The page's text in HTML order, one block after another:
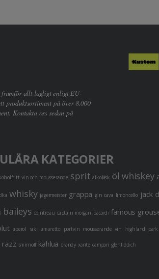
framför allt lagligt enligt EU-
produktsortiment på över 8.000
Kontakta oss sedan på
KATEGORIER
vin och mousserande sprit alkoläsk öl whiskey
whisky jägermeister grappa gin cava limoncello jack
baileys cointreau captain morgan bacardi famous
aperol raki amaretto portvin mousserande vin highland park
razz smirnoff kahlua brandy xante campari glenfiddich